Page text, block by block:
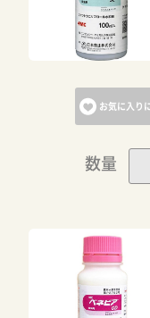
お気に入り
数量
カー